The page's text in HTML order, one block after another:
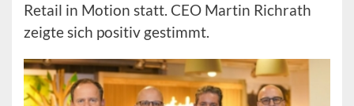
Retail in Motion statt. CEO Martin Richrath
zeigte sich positiv gestimmt.